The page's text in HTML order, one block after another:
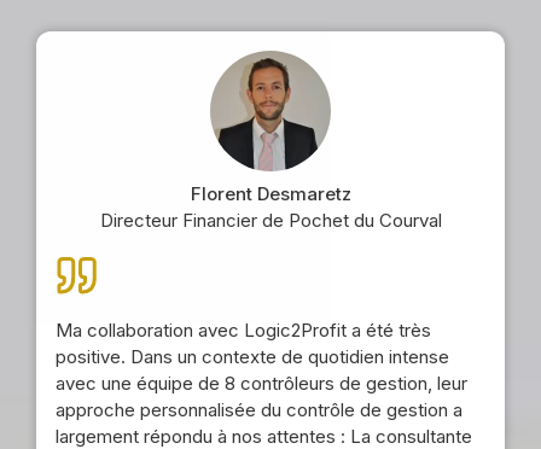
Florent Desmaretz
Directeur Financier de Pochet du Courval
Ma collaboration avec Logic2Profit a été très
positive. Dans un contexte de quotidien intense
avec une équipe de 8 contrôleurs de gestion, leur
approche personnalisée du contrôle de gestion a
largement répondu à nos attentes : La consultante